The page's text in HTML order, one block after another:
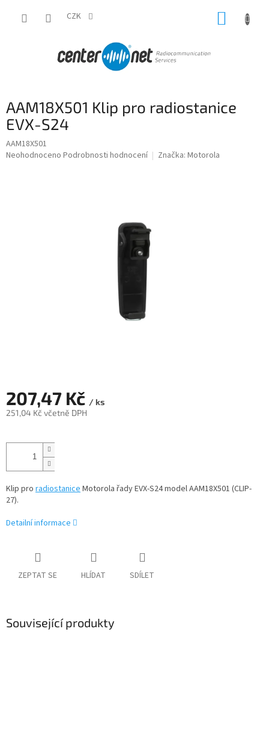
CZK
AAM18X501 Klip pro radiostanice
EVX-S24
AAM18X501
Průměrné
Neohodnoceno Podrobnosti hodnocení Značka: Motorola
207,47 Kč / ks
251,04 Kč včetně DPH
cena:
Klip pro radiostaniceMotorola řady EVX-S24 modelAAM18X501 (CLIP-
27).
Detailní informace
ZEPTAT SE HLÍDAT SDÍLET
Související produkty